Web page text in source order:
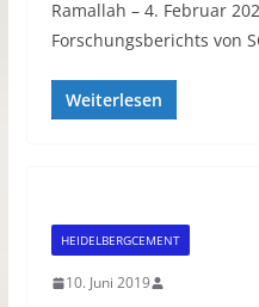
Ramallah – 4. Februar
Forschungsberichts von
Weiterlesen
HEIDELBERGCEMENT
10. Juni 2019